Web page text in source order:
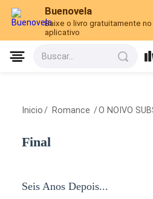
Buenovela
Baixe o livro gratuitamente no
aplicativo
Buscar...
Inicio / Romance /O NOIVO
Final
Seis Anos Depois...